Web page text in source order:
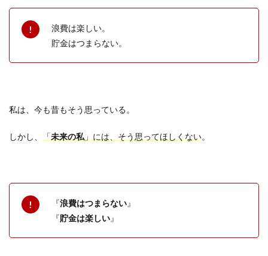
浪費は楽しい。
貯金はつまらない。
私は、今も昔もそう思っている。
しかし、 「未来の私 」には、そう思ってほしくない。
『浪費はつまらない』
『貯金は楽しい』